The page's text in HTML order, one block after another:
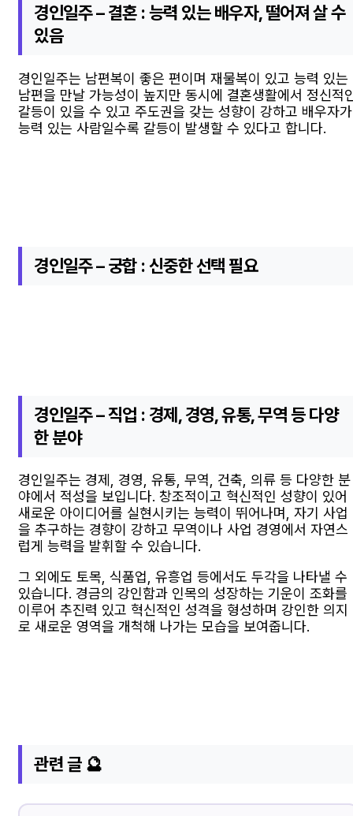
경인일주 – 결혼 : 능력 있는 배우자, 떨어져 살 수
있음
경인일주는 남편복이 좋은 편이며 재물복이 있고 능력 있는
남편을 만날 가능성이 높지만 동시에 결혼생활에서 정신적
갈등이 있을 수 있고 주도권을 갖는 성향이 강하고 배우자가
능력 있는 사람일수록 갈등이 발생할 수 있다고 합니다.
경인일주 – 궁합 : 신중한 선택 필요
경인일주 – 직업 : 경제, 경영, 유통, 무역 등 다양
한 분야
경인일주는 경제, 경영, 유통, 무역, 건축, 의류 등 다양한 분
야에서 적성을 보입니다. 창조적이고 혁신적인 성향이 있어
새로운 아이디어를 실현시키는 능력이 뛰어나며, 자기 사업
을 추구하는 경향이 강하고 무역이나 사업 경영에서 자연스
럽게 능력을 발휘할 수 있습니다.
그 외에도 토목, 식품업, 유흥업 등에서도 두각을 나타낼 수
있습니다. 경금의 강인함과 인목의 성장하는 기운이 조화를
이루어 추진력 있고 혁신적인 성격을 형성하며 강인한 의지
로 새로운 영역을 개척해 나가는 모습을 보여줍니다.
관련 글 🔮